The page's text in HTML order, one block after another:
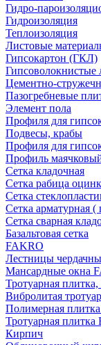
Гидро-
Гидроизоляция
Теплоизоляция
Листовые
Гипсокартон (ГКЛ)
Цементно-
Пазогребневые
Элемент пола
Профиля для
Подвесы, крабы
Профиля для
Профиль
Сетка кладочная
Сетка рабица
Сетка
Сетка арматурная (
Сетка сварная
Базальтовая сетка
FAKRO
Лестницы
Мансардные окна
Тротуарная
Вибролитая
Полимерная
Тротуарная плитка
Кирпич